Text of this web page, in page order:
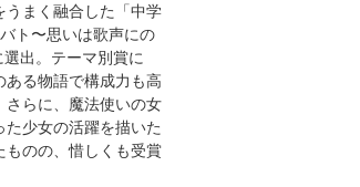
うまく融合した「中学
ト〜思いは歌声にの
出。テーマ別賞に
る物語で構成力も高
さらに、魔法使いの女
少女の活躍を描いた
ものの、惜しくも受賞